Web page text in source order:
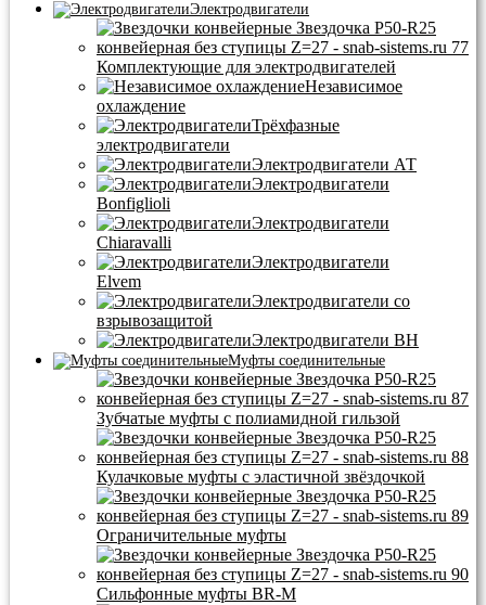
Электродвигатели
Комплектующие для электродвигателей
Независимое
охлаждение
Трёхфазные
электродвигатели
Электродвигатели АТ
Электродвигатели
Bonfiglioli
Электродвигатели
Chiaravalli
Электродвигатели
Elvem
Электродвигатели со
взрывозащитой
Электродвигатели BH
Муфты соединительные
Зубчатые муфты с полиамидной гильзой
Кулачковые муфты с эластичной звёздочкой
Ограничительные муфты
Сильфонные муфты BR-M